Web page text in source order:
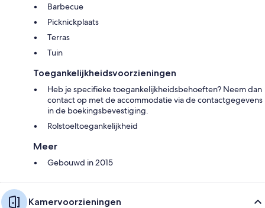
Barbecue
Picknickplaats
Terras
Tuin
Toegankelijkheidsvoorzieningen
Heb je specifieke toegankelijkheidsbehoeften? Neem dan
contact op met de accommodatie via de contactgegevens
in de boekingsbevestiging.
Rolstoeltoegankelijkheid
Meer
Gebouwd in 2015
Kamervoorzieningen